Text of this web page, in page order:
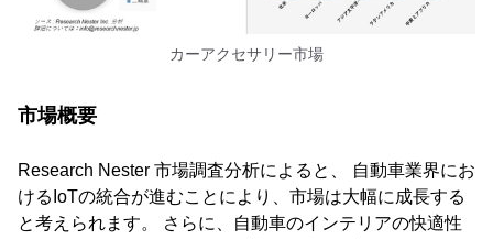
カーアクセサリー市場
市場概要
Research Nester 市場調査分析によると、 自動車業界にお
けるIoTの統合が進むことにより、市場は大幅に成長する
と考えられます。 さらに、自動車のインテリアの快適性